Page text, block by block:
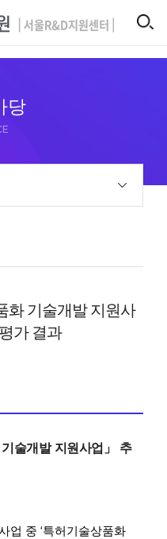
당
기술개발 지원사
가 결과
술개발 지원사업」 추
업 중 ‘특허기술상품화